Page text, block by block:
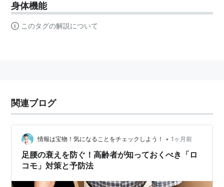
身体機能
このタグの解説について
関連ブログ
情報は宝物！気になることをチェックしよう！ • 1ヶ月前
足腰の衰えを防ぐ！高齢者が知っておくべき「ロ
コモ」対策と予防法